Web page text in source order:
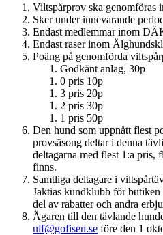
Viltspårprov ska genomföras
Sker under innevarande
Endast medlemmar inom
Endast raser inom
Poäng på genomförda
Godkänt anlag, 30p
0 pris 10p
3 pris 20p
2 pris 30p
1 pris 50p
Den hund som uppnått flest
provsäsong deltar i denna
deltagarna med flest 1:a pris,
finns.
Samtliga deltagare i
Jaktias kundklubb för
del av rabatter och andra
Ägaren till den tävlande
ulf@gofisen.se före den 1